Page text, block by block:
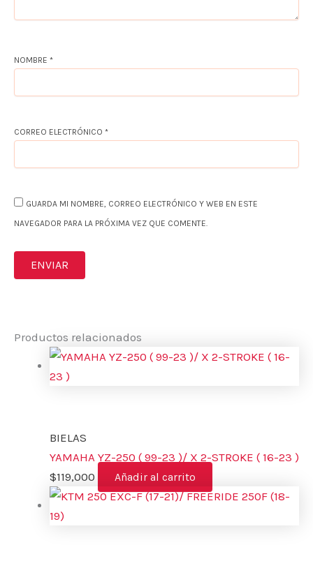
NOMBRE *
CORREO ELECTRÓNICO *
GUARDA MI NOMBRE, CORREO ELECTRÓNICO Y WEB EN ESTE
NAVEGADOR PARA LA PRÓXIMA VEZ QUE COMENTE.
Productos relacionados
BIELAS
YAMAHA YZ-250 ( 99-23 )/ X 2-STROKE ( 16-23 )
$119,000 Añadir al carrito